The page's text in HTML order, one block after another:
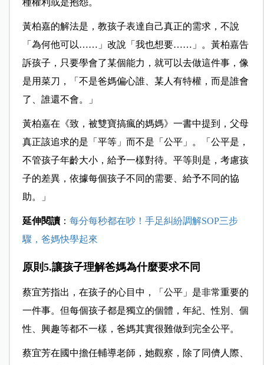
種權利或是抱怨。
黃柏嘉的解法是，教孩子表達自己真正的需求，不說
「為何他可以……」改說「我也想要……」。黃柏嘉告
訴孩子，只要學會了某個能力，就可以去做這件事，像
是用菜刀，「不是爸媽偏心誰、某人有特權，而是誰會
了、誰還不會。」
黃柏嘉在《致，被雙寶搞瘋的媽媽》一書中提到，父母
真正該追求的是「平等」而不是「公平」。「公平是，
不管孩子年齡大小，給予一樣對待。平等則是，考慮孩
子的差異，依據每個孩子不同的需要、給予不同的協
助。」
延伸閱讀： 每分每秒都在吵！手足糾紛調解SOP三步
驟，爸媽快學起來
原則5.讓孩子理解爸媽為什麼要求不同
蔡宜芳指出，在孩子的心目中，「公平」是非常重要的
一件事。但每個孩子都是獨立的個體，年紀、性別、個
性、興趣等都不一樣，爸媽其實很難做到完全公平。
蔡宜芳在國中擔任輔導老師，她觀察，除了同儕人際、